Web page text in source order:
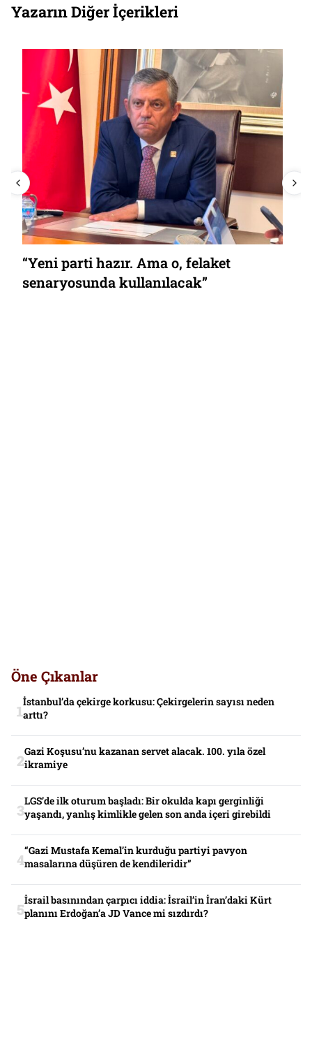
Yazarın Diğer İçerikleri
“Yeni parti hazır. Ama o, felaket
senaryosunda kullanılacak”
Öne Çıkanlar
İstanbul’da çekirge korkusu: Çekirgelerin sayısı neden
arttı?
Gazi Koşusu’nu kazanan servet alacak. 100. yıla özel
ikramiye
LGS’de ilk oturum başladı: Bir okulda kapı gerginliği
yaşandı, yanlış kimlikle gelen son anda içeri girebildi
“Gazi Mustafa Kemal’in kurduğu partiyi pavyon
masalarına düşüren de kendileridir”
İsrail basınından çarpıcı iddia: İsrail’in İran’daki Kürt
planını Erdoğan’a JD Vance mi sızdırdı?